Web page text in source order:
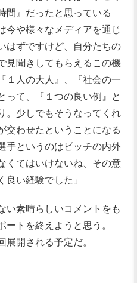
間』だったと思っている
今や様々なメディアを通じ
はずですけど、自分たちの
見聞きしてもらえるこの機
１人の大人』、『社会の一
って、『１つの良い例』と
。少しでもそうなってくれ
交わせたということになる
手というのはピッチの内外
くてはいけないね、その意
良い経験でした」
素晴らしいコメントをも
ートを終えようと思う。
展開される予定だ。